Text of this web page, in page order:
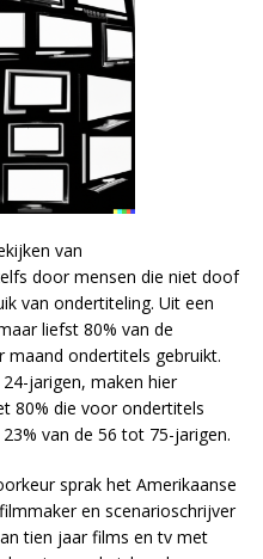
van
door mensen die niet doof
van ondertiteling. Uit een
liefst 80% van de
maand ondertitels gebruikt.
jarigen, maken hier
80% die voor ondertitels
van de 56 tot 75-jarigen.
sprak het Amerikaanse
en scenarioschrijver
tien jaar films en tv met